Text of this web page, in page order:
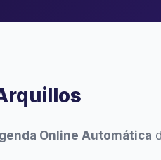
Online Automática